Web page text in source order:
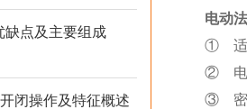
缺点及主要组成
闭操作及特征概述
电动
①
②
③